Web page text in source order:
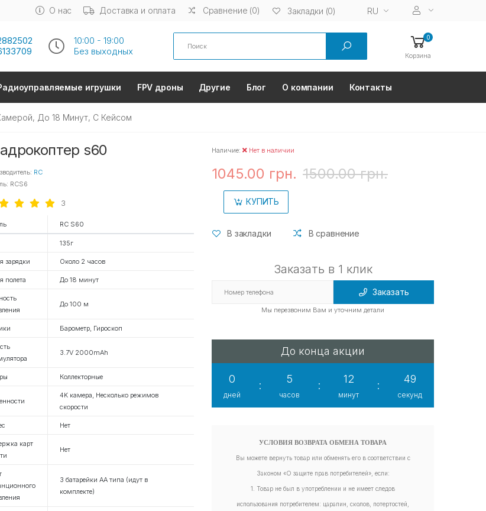
О нас Доставка и оплата Сравнение (0) Закладки (0) RU
10:00 - 19:00
Без выходных
Search 0
Корзина
игрушки FPV дроны Другие Блог О компании Контакты
До 18 Минут, С Кейсом
s60
RC
RCS6
3
RC S60
135г
зарядки Около 2 часов
полета До 18 минут
До 100 м
Барометр, Гироскоп
3.7V 2000mAh
Коллекторные
4K камера, Несколько режимов
скорости
Нет
карт
Нет
3 батарейки АА типа (идут в
комплекте)
Наличие: Нет в наличии
1045.00 грн. 1500.00 грн.
КУПИТЬ
В закладки В сравнение
Заказать в 1 клик
Заказать
Мы перезвоним Вам и уточним детали
До конца акции
0
дней
:
5
часов
:
12
минут
:
47
секунд
УСЛОВИЯ ВОЗВРАТА ОБМЕНА ТОВАРА
Вы можете вернуть товар или обменять его в соответствии с
Законом «О защите прав потребителей», если:
1. Товар не был в употреблении и не имеет следов
использования потребителем: царапин, сколов, потертостей,